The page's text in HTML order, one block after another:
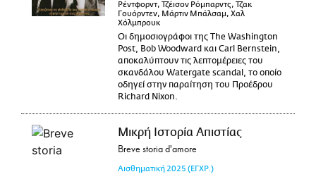
Ρέντφορντ, Τζέισον Ρόμπαρντς, Τζακ
Γουόρντεν, Μάρτιν Μπάλσαμ, Χαλ
Χόλμπρουκ
Οι δημοσιογράφοι της The Washington
Post, Bob Woodward και Carl Bernstein,
αποκαλύπτουν τις λεπτομέρειες του
σκανδάλου Watergate scandal, το οποίο
οδηγεί στην παραίτηση του Προέδρου
Richard Nixon.
Μικρή Ιστορία Απιστίας
Breve storia d'amore
Αισθηματική 2025 (ΕΓΧΡ.)